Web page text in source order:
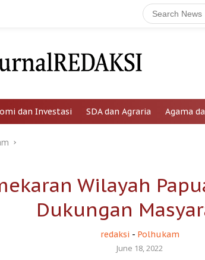
dan Investasi SDA dan Agraria Agama
Wilayah
Dukungan
redaksi - Polhukam
June 18, 2022